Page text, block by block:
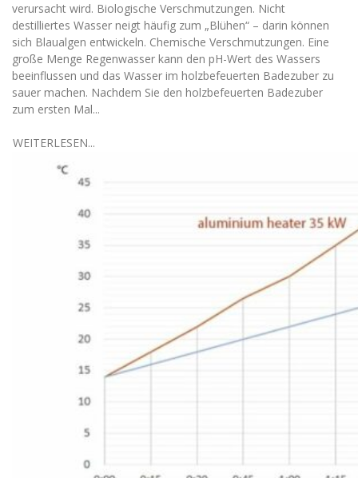
verursacht wird. Biologische Verschmutzungen. Nicht
destilliertes Wasser neigt häufig zum „Blühen“ – darin können
sich Blaualgen entwickeln. Chemische Verschmutzungen. Eine
große Menge Regenwasser kann den pH-Wert des Wassers
beeinflussen und das Wasser im holzbefeuerten Badezuber zu
sauer machen. Nachdem Sie den holzbefeuerten Badezuber
zum ersten Mal...
WEITERLESEN...